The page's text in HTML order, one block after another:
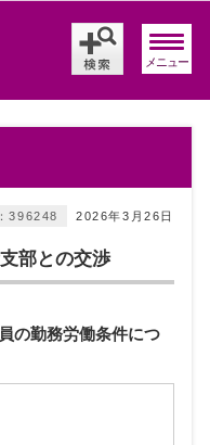
メニュー
2026年3月26日
396248
部との交渉
の勤務労働条件につ